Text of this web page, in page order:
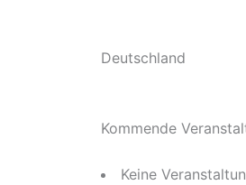
Deutschland
Kommende
Keine